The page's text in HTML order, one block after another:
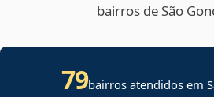
bairros de São
79bairros atendidos em